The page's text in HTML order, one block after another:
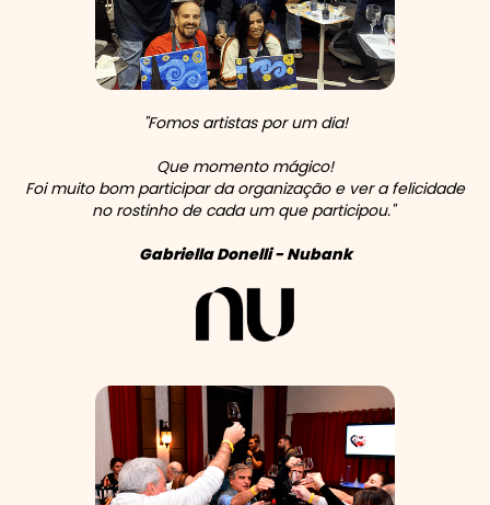
"Fomos artistas por um dia!
Que momento mágico!
Foi muito bom participar da organização e ver a felicidade
no rostinho de cada um que participou."
Gabriella Donelli - Nubank